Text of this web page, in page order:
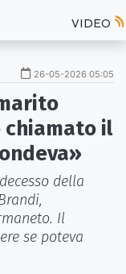
VIDEO
26-05-2026 05:05
chiamato il
della
Il
se poteva